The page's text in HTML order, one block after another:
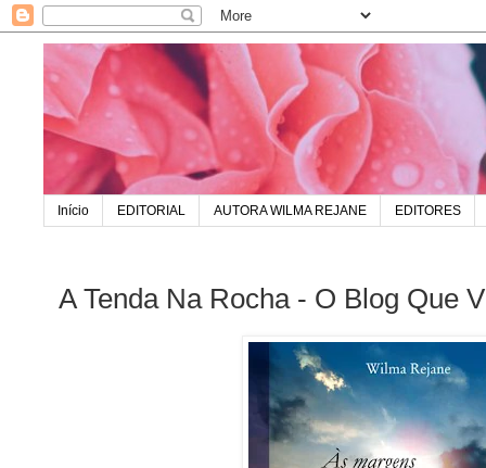
Início EDITORIAL AUTORA WILMA REJANE EDITORES
A Tenda Na Rocha - O Blog Que